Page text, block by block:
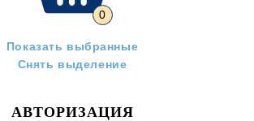
0
Показать выбранные
Снять выделение
АВТОРИЗАЦИЯ